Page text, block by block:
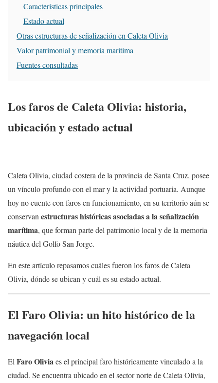
Características principales
Estado actual
Otras estructuras de señalización en Caleta Olivia
Valor patrimonial y memoria marítima
Fuentes consultadas
Los faros de Caleta Olivia: historia,
ubicación y estado actual
Caleta Olivia, ciudad costera de la provincia de Santa Cruz, posee
un vínculo profundo con el mar y la actividad portuaria. Aunque
hoy no cuente con faros en funcionamiento, en su territorio aún se
conservan estructuras históricas asociadas a la señalización
marítima, que forman parte del patrimonio local y de la memoria
náutica del Golfo San Jorge.
En este artículo repasamos cuáles fueron los faros de Caleta
Olivia, dónde se ubican y cuál es su estado actual.
El Faro Olivia: un hito histórico de la
navegación local
ElFaro Oliviaes el principal faro históricamente vinculado a la
ciudad. Se encuentra ubicado en el sector norte de Caleta Olivia,